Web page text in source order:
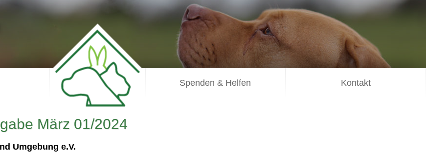
Spenden & Helfen Kontakt
März 01/2024
Umgebung e.V.